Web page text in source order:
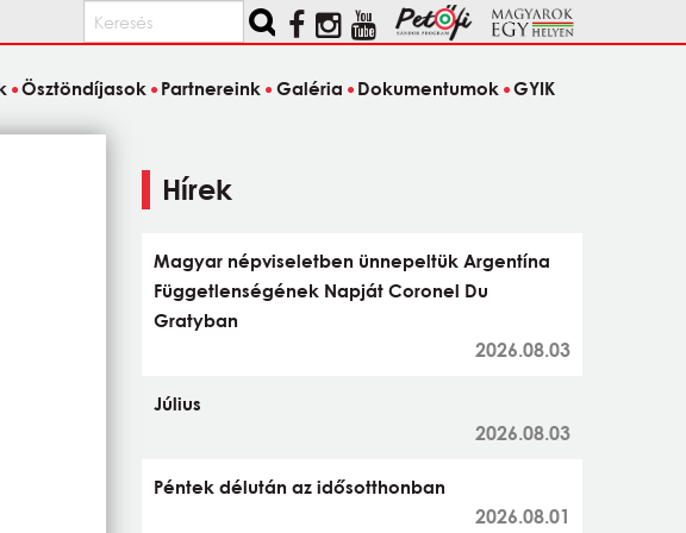
Keresés
Ösztöndíjasok Partnereink Galéria Dokumentumok GYIK
Hírek
Magyar népviseletben ünnepeltük Argentína
Függetlenségének Napját Coronel Du
Gratyban
2026.08.03
Július
2026.08.03
Péntek délután az idősotthonban
2026.08.01